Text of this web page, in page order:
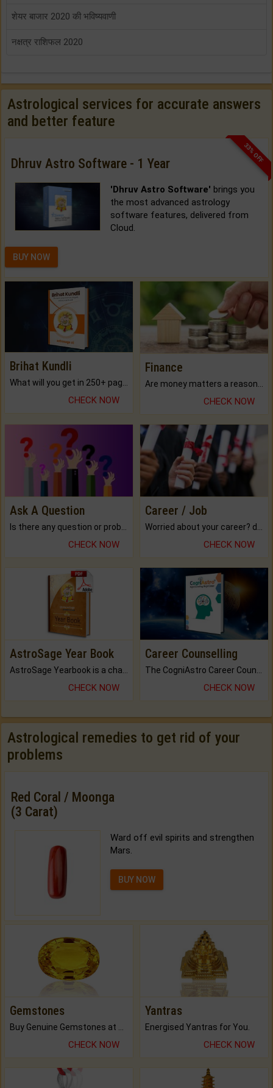
शेयर बाजार 2020 की भविष्यवाणी
नक्षत्र राशिफल 2020
Astrological services for accurate answers
and better feature
33% OFF
Dhruv Astro Software - 1 Year
'Dhruv Astro Software' brings you
the most advanced astrology
software features, delivered from
Cloud.
BUY NOW
Brihat Kundli
CHECK NOW
Finance
CHECK NOW
Ask A Question
CHECK NOW
Career / Job
CHECK NOW
AstroSage Year Book
AstroSage Yearbook is a channel to fulfill your dreams and destiny.
CHECK NOW
Career Counselling
The CogniAstro Career Counselling Report is the most comprehensive report available on this topic.
CHECK NOW
Astrological remedies to get rid of your
problems
Red Coral / Moonga
(3 Carat)
Ward off evil spirits and strengthen
Mars.
BUY NOW
Gemstones
Buy Genuine Gemstones at Best Prices.
CHECK NOW
Yantras
Energised Yantras for You.
CHECK NOW